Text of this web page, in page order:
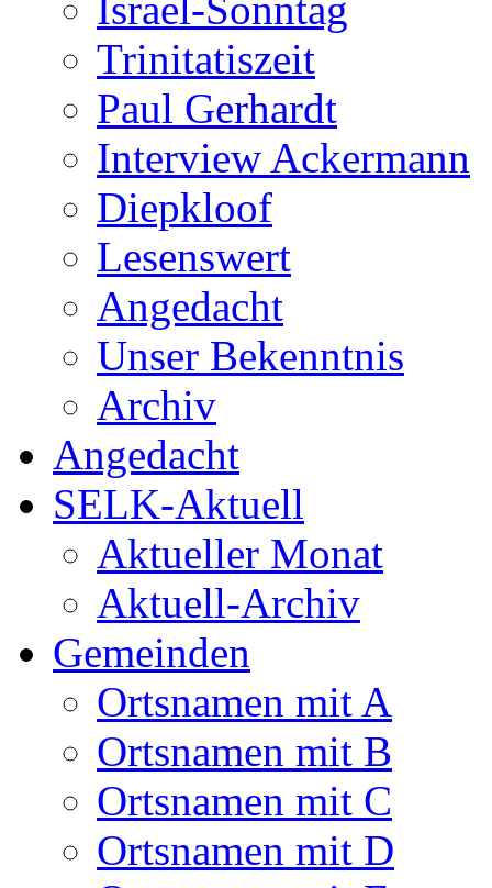
Trinitatiszeit
Paul Gerhardt
Interview Ackermann
Diepkloof
Lesenswert
Angedacht
Unser Bekenntnis
Archiv
Angedacht
SELK-Aktuell
Aktueller Monat
Aktuell-Archiv
Gemeinden
Ortsnamen mit A
Ortsnamen mit B
Ortsnamen mit C
Ortsnamen mit D